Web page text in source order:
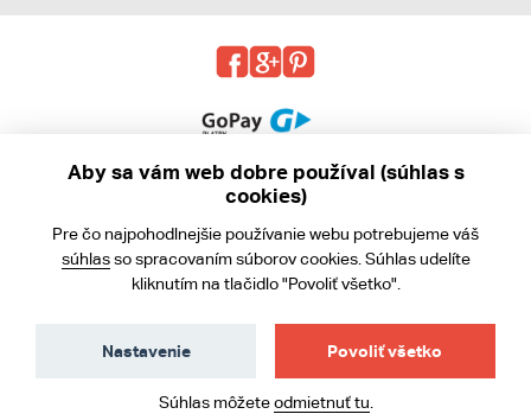
Obchodné podmienky
Ochrana osobných údajov
Aby sa vám web dobre používal (súhlas s
cookies)
Pre čo najpohodlnejšie používanie webu potrebujeme váš
súhlasso spracovaním súborov cookies. Súhlas udelíte
kliknutím na tlačidlo "Povoliť všetko".
Povoliť všetko
Nastavenie
Súhlas môžeteodmietnuť tu